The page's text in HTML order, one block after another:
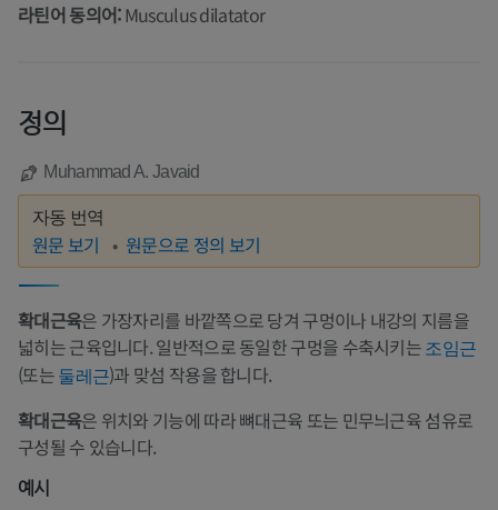
라틴어 동의어:Musculus dilatator
정의
Muhammad A. Javaid
자동 번역
원문 보기 원문으로 정의 보기
확대근육은 가장자리를 바깥쪽으로 당겨 구멍이나 내강의 지름을
넓히는 근육입니다. 일반적으로 동일한 구멍을 수축시키는조임근
(또는둘레근)과 맞섬 작용을 합니다.
확대근육은 위치와 기능에 따라 뼈대근육 또는 민무늬근육 섬유로
구성될 수 있습니다.
예시